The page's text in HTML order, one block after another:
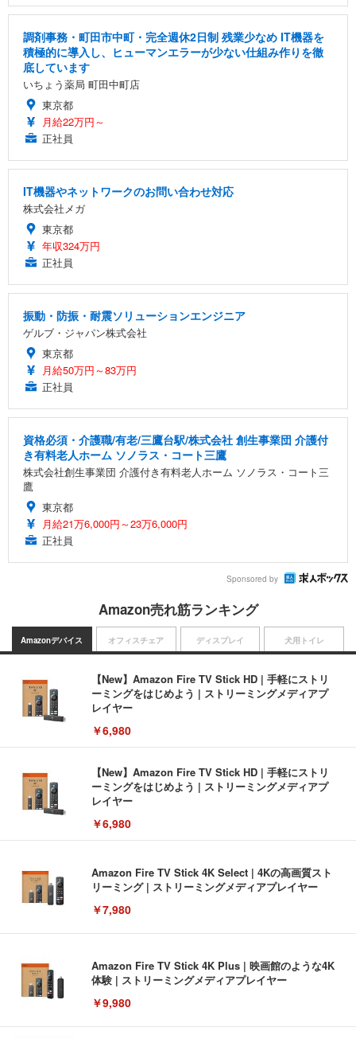
調剤事務・町田市中町・完全週休2日制 残業少なめ IT機器を
積極的に導入し、ヒューマンエラーが少ない仕組み作りを徹
底しています
いちょう薬局 町田中町店
東京都
月給22万円～
正社員
IT機器やネットワークのお問い合わせ対応
株式会社メガ
東京都
年収324万円
正社員
振動・防振・耐震ソリューションエンジニア
ゲルブ・ジャパン株式会社
東京都
月給50万円～83万円
正社員
資格必須・介護職/有老/三鷹台駅/株式会社 創生事業団 介護付
き有料老人ホーム ソノラス・コート三鷹
株式会社創生事業団 介護付き有料老人ホーム ソノラス・コート三
鷹
東京都
月給21万6,000円～23万6,000円
正社員
Sponsored by
Amazon売れ筋ランキング
Amazonデバイス
【New】Amazon Fire TV Stick HD | 手軽にストリ
ーミングをはじめよう | ストリーミングメディアプ
レイヤー
￥6,980
【New】Amazon Fire TV Stick HD | 手軽にストリ
ーミングをはじめよう | ストリーミングメディアプ
レイヤー
￥6,980
Amazon Fire TV Stick 4K Select | 4Kの高画質スト
リーミング | ストリーミングメディアプレイヤー
￥7,980
Amazon Fire TV Stick 4K Plus | 映画館のような4K
体験 | ストリーミングメディアプレイヤー
￥9,980
オフィスチェア ディスプレイ 犬用トイレ